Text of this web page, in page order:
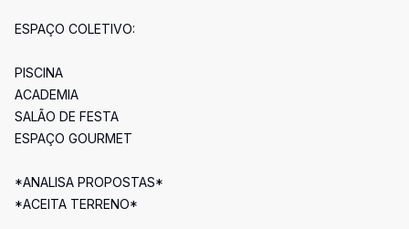
ESPAÇO COLETIVO:
PISCINA
ACADEMIA
SALÃO DE FESTA
ESPAÇO GOURMET
*ANALISA PROPOSTAS*
*ACEITA TERRENO*